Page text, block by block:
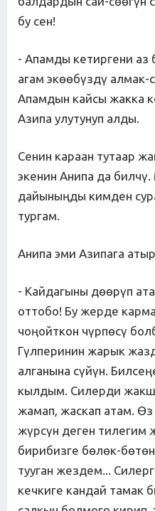
бу сен!
- Апамды кетиргени аз
агам экөөбүздү алмак-
Апамдын кайсы жакка
Азипа улутунуп алды.
Сенин караан тутаар
экенин Анипа да
дайыныңды кимден
тургам.
Анипа эми Азипага
- Кайдагыны дөөрүп
оттобо! Бу жерде
чоңойткон чүрпөсү
Гүлперинин жарык
алганына сүйүн.
кылдым. Силерди
жамап, жаскап атам.
жүрсүн деген тилегим
бирибизге бөлөк-
тууган жездем...
кечкиге кандай тамак